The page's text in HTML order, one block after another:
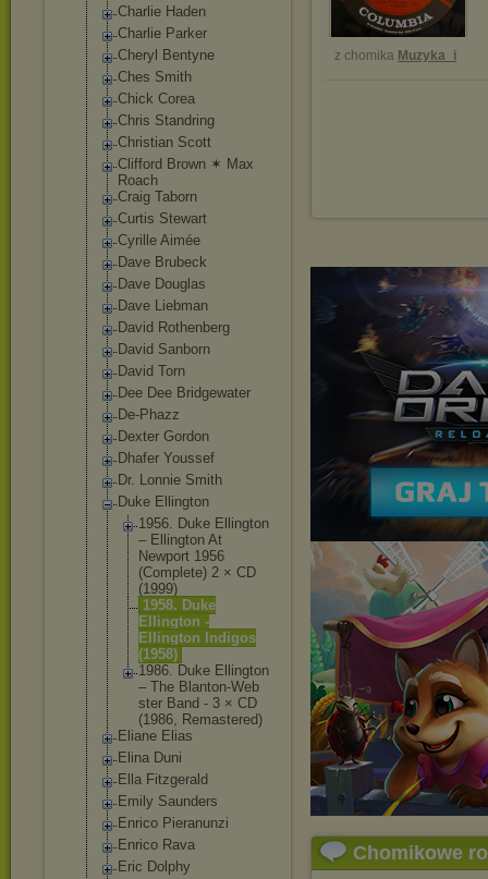
Charlie Haden
Charlie Parker
Cheryl Bentyne
Ches Smith
Chick Corea
Chris Standring
Christian Scott
Clifford Brown ✶ Max
Roach
Craig Taborn
Curtis Stewart
Cyrille Aimée
Dave Brubeck
Dave Douglas
Dave Liebman
David Rothenberg
David Sanborn
David Torn
Dee Dee Bridgewater
De-Phazz
Dexter Gordon
Dhafer Youssef
Dr. Lonnie Smith
Duke Ellington
1956. Duke Ellington
‎– Ellington At
Newport 1956
(Complete) 2 × CD
(1999)
1958. Duke
Ellington -
Ellington Indigos
(1958)
1986. Duke Ellington
‎– The Blanton-Web
ster Band - 3 × CD
(1986, Remastered)
Eliane Elias
Elina Duni
Ella Fitzgerald
Emily Saunders
Enrico Pieranunzi
Enrico Rava
Eric Dolphy
z chomika Muzyka_i
Chomikowe